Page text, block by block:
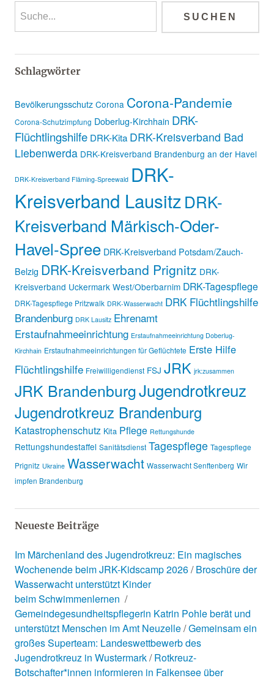
Schlagwörter
Bevölkerungsschutz Corona Corona-Pandemie
Corona-Schutzimpfung Doberlug-Kirchhain DRK-
Flüchtlingshilfe DRK-Kita DRK-Kreisverband Bad
Liebenwerda DRK-Kreisverband Brandenburg an der Havel
DRK-Kreisverband Fläming-Spreewald DRK-
Kreisverband LausitzDRK-
Kreisverband Märkisch-Oder-
Havel-Spree DRK-Kreisverband Potsdam/Zauch-
Belzig DRK-Kreisverband Prignitz DRK-
Kreisverband Uckermark West/Oberbarnim DRK-Tagespflege
DRK-Tagespflege Pritzwalk DRK-Wasserwacht DRK Flüchtlingshilfe
Brandenburg DRK Lausitz Ehrenamt
Erstaufnahmeeinrichtung Erstaufnahmeeinrichtung Doberlug-
Kirchhain Erstaufnahmeeinrichtungen für Geflüchtete Erste Hilfe
Flüchtlingshilfe Freiwilligendienst FSJ JRK jrk:zusammen
JRK BrandenburgJugendrotkreuz
Jugendrotkreuz Brandenburg
Katastrophenschutz Kita Pflege Rettungshunde
Rettungshundestaffel Sanitätsdienst Tagespflege Tagespflege
Prignitz Ukraine Wasserwacht Wasserwacht Senftenberg Wir
impfen Brandenburg
Neueste Beiträge
Im Märchenland des Jugendrotkreuz: Ein magisches
Wochenende beim JRK-Kidscamp 2026 Broschüre der
Wasserwacht unterstützt Kinder
beim Schwimmenlernen
Gemeindegesundheitspflegerin Katrin Pohle berät und
unterstützt Menschen im Amt Neuzelle Gemeinsam ein
großes Superteam: Landeswettbewerb des
Jugendrotkreuz in Wustermark Rotkreuz-
Botschafter*innen informieren in Falkensee über